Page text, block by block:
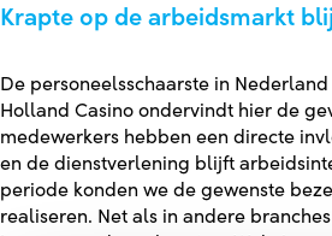
Krapte op de arbeidsmarkt
De personeelsschaarste in
Holland Casino ondervindt hier de
medewerkers hebben een directe
en de dienstverlening blijft
periode konden we de gewenste
realiseren. Net als in andere